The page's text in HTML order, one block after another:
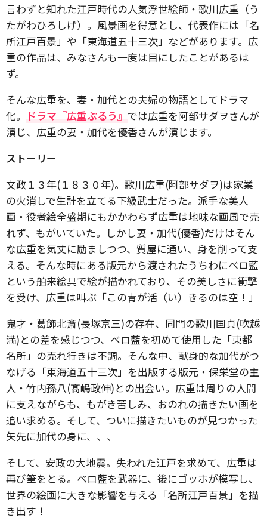
言わずと知れた江戸時代の人気浮世絵師・歌川広重（う
たがわひろしげ）。風景画を得意とし、代表作には「名
所江戸百景」や「東海道五十三次」などがあります。広
重の作品は、みなさんも一度は目にしたことがあるは
ず。
そんな広重を、妻・加代との夫婦の物語としてドラマ
化。 ドラマ『広重ぶるう』 では広重を阿部サダヲさんが
演じ、広重の妻・加代を優香さんが演じます。
ストーリー
文政１３年(１８３０年)。歌川広重(阿部サダヲ)は家業
の火消しで生計を立てる下級武士だった。派手な美人
画・役者絵全盛期にもかかわらず広重は地味な画風で売
れず、もがいていた。しかし妻・加代(優香)だけはそん
な広重を気丈に励ましつつ、質屋に通い、身を削って支
える。そんな時にある版元から渡されたうちわにベロ藍
という舶来絵具で絵が描かれており、その美しさに衝撃
を受け、広重は叫ぶ「この青が活（い）きるのは空！」
鬼才・葛飾北斎(長塚京三)の存在、同門の歌川国貞(吹越
満)との差を感じつつ、ベロ藍を初めて使用した「東都
名所」の売れ行きは不調。そんな中、献身的な加代がつ
なげる「東海道五十三次」を出版する版元・保栄堂の主
人・竹内孫八(髙嶋政伸)との出会い。広重は周りの人間
に支えながらも、もがき苦しみ、おのれの描きたい画を
追い求める。そして、ついに描きたいものが見つかった
矢先に加代の身に、、、
そして、安政の大地震。失われた江戸を求めて、広重は
再び筆をとる。ベロ藍を武器に、後にゴッホが模写し、
世界の絵画に大きな影響を与える「名所江戸百景」を描
き出す！